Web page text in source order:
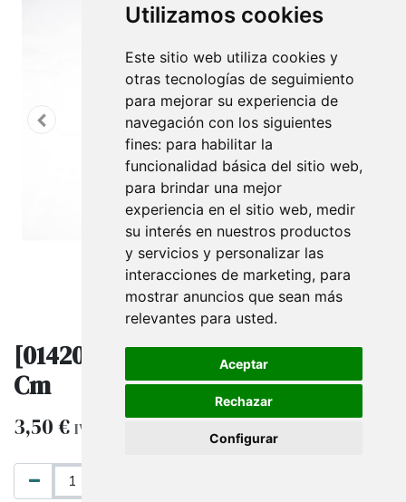
Utilizamos cookies
Este sitio web utiliza cookies y
otras tecnologías de seguimiento
para mejorar su experiencia de
navegación con los siguientes
fines: para habilitar la
funcionalidad básica del sitio web,
para brindar una mejor
experiencia en el sitio web, medir
su interés en nuestros productos
y servicios y personalizar las
interacciones de marketing, para
mostrar anuncios que sean más
relevantes para usted.
Aceptar
Rechazar
Configurar
[014203] Señal De No Fumar 21X30
Cm
3,50€ IVA excluido